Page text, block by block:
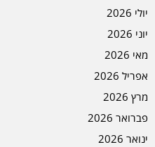
יולי 2026
יוני 2026
מאי 2026
אפריל 2026
מרץ 2026
פברואר 2026
ינואר 2026